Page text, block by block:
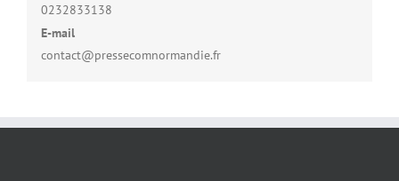
0232833138
E-mail
contact@pressecomnormandie.fr